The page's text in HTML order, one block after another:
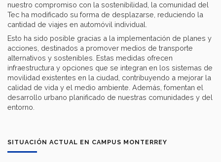
nuestro compromiso con la sostenibilidad, la comunidad del
Tec ha modificado su forma de desplazarse, reduciendo la
cantidad de viajes en automóvil individual.
Esto ha sido posible gracias a la implementación de planes y
acciones, destinados a promover medios de transporte
alternativos y sostenibles. Estas medidas ofrecen
infraestructura y opciones que se integran en los sistemas de
movilidad existentes en la ciudad, contribuyendo a mejorar la
calidad de vida y el medio ambiente. Además, fomentan el
desarrollo urbano planificado de nuestras comunidades y del
entorno.
SITUACIÓN ACTUAL EN CAMPUS MONTERREY